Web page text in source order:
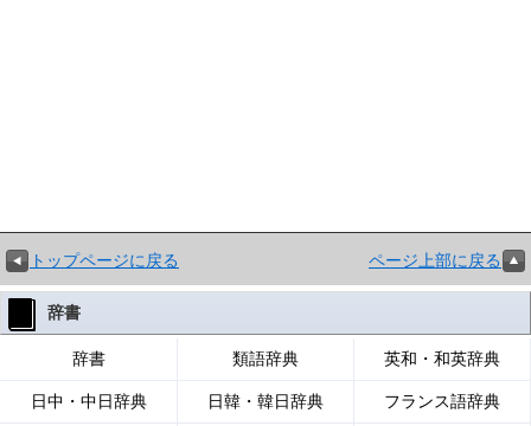
トップページに戻る ページ上部に戻る
辞書
辞書 類語辞典 英和・和英辞典
日中・中日辞典 日韓・韓日辞典 フランス語辞典